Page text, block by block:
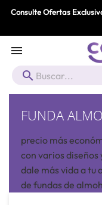
Consulte Ofertas


FUNDA
precio más
con varios
dale más vida a tu
de fundas de